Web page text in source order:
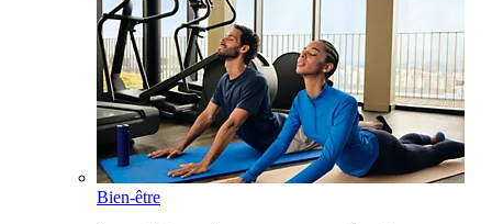
Bien-être